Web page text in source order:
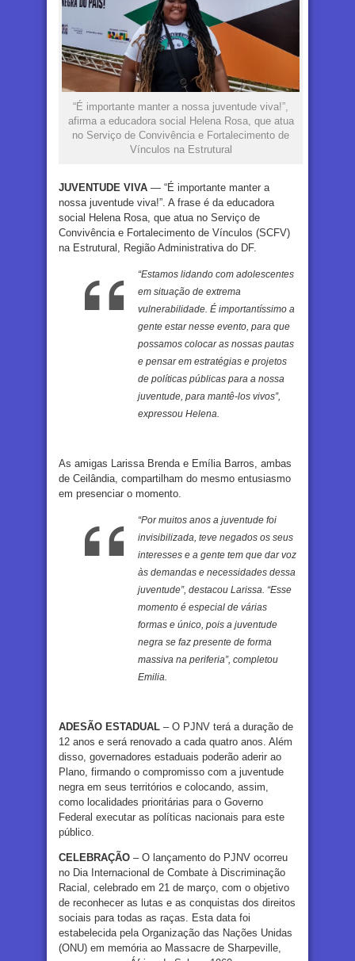
“É importante manter a nossa juventude viva!”,
afirma a educadora social Helena Rosa, que atua
no Serviço de Convivência e Fortalecimento de
Vínculos na Estrutural
JUVENTUDE VIVA — “É importante manter a
nossa juventude viva!”. A frase é da educadora
social Helena Rosa, que atua no Serviço de
Convivência e Fortalecimento de Vínculos (SCFV)
na Estrutural, Região Administrativa do DF.
“Estamos lidando com adolescentes
em situação de extrema
vulnerabilidade. É importantíssimo a
gente estar nesse evento, para que
possamos colocar as nossas pautas
e pensar em estratégias e projetos
de políticas públicas para a nossa
juventude, para mantê-los vivos”,
expressou Helena.
As amigas Larissa Brenda e Emília Barros, ambas
de Ceilândia, compartilham do mesmo entusiasmo
em presenciar o momento.
“Por muitos anos a juventude foi
invisibilizada, teve negados os seus
interesses e a gente tem que dar voz
às demandas e necessidades dessa
juventude”, destacou Larissa. “Esse
momento é especial de várias
formas e único, pois a juventude
negra se faz presente de forma
massiva na periferia”, completou
Emilia.
ADESÃO ESTADUAL – O PJNV terá a duração de
12 anos e será renovado a cada quatro anos. Além
disso, governadores estaduais poderão aderir ao
Plano, firmando o compromisso com a juventude
negra em seus territórios e colocando, assim,
como localidades prioritárias para o Governo
Federal executar as políticas nacionais para este
público.
CELEBRAÇÃO – O lançamento do PJNV ocorreu
no Dia Internacional de Combate à Discriminação
Racial, celebrado em 21 de março, com o objetivo
de reconhecer as lutas e as conquistas dos direitos
sociais para todas as raças. Esta data foi
estabelecida pela Organização das Nações Unidas
(ONU) em memória ao Massacre de Sharpeville,